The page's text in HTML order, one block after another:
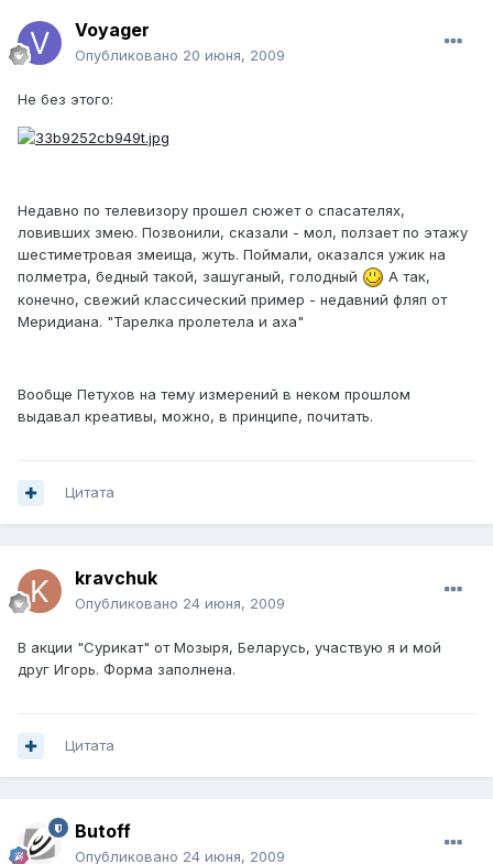
Voyager
Опубликовано 20 июня, 2009
Не без этого:
Недавно по телевизору прошел сюжет о спасателях,
ловивших змею. Позвонили, сказали - мол, ползает по этажу
шестиметровая змеища, жуть. Поймали, оказался ужик на
полметра, бедный такой, зашуганый, голодный
А так,
конечно, свежий классический пример - недавний фляп от
Меридиана. "Тарелка пролетела и аха"
Вообще Петухов на тему измерений в неком прошлом
выдавал креативы, можно, в принципе, почитать.
Цитата
kravchuk
Опубликовано 24 июня, 2009
В акции "Сурикат" от Мозыря, Беларусь, участвую я и мой
друг Игорь. Форма заполнена.
Цитата
Butoff
Опубликовано 24 июня, 2009